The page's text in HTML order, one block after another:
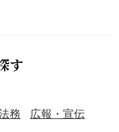
す
務
広報・宣伝